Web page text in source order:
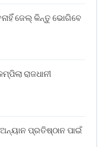
ଜେଲ୍ କିନ୍ତୁ ଭୋଗିବେ
ରାଜଧାନୀ
ପ୍ରତିଷ୍ଠାନ ପାଇଁ